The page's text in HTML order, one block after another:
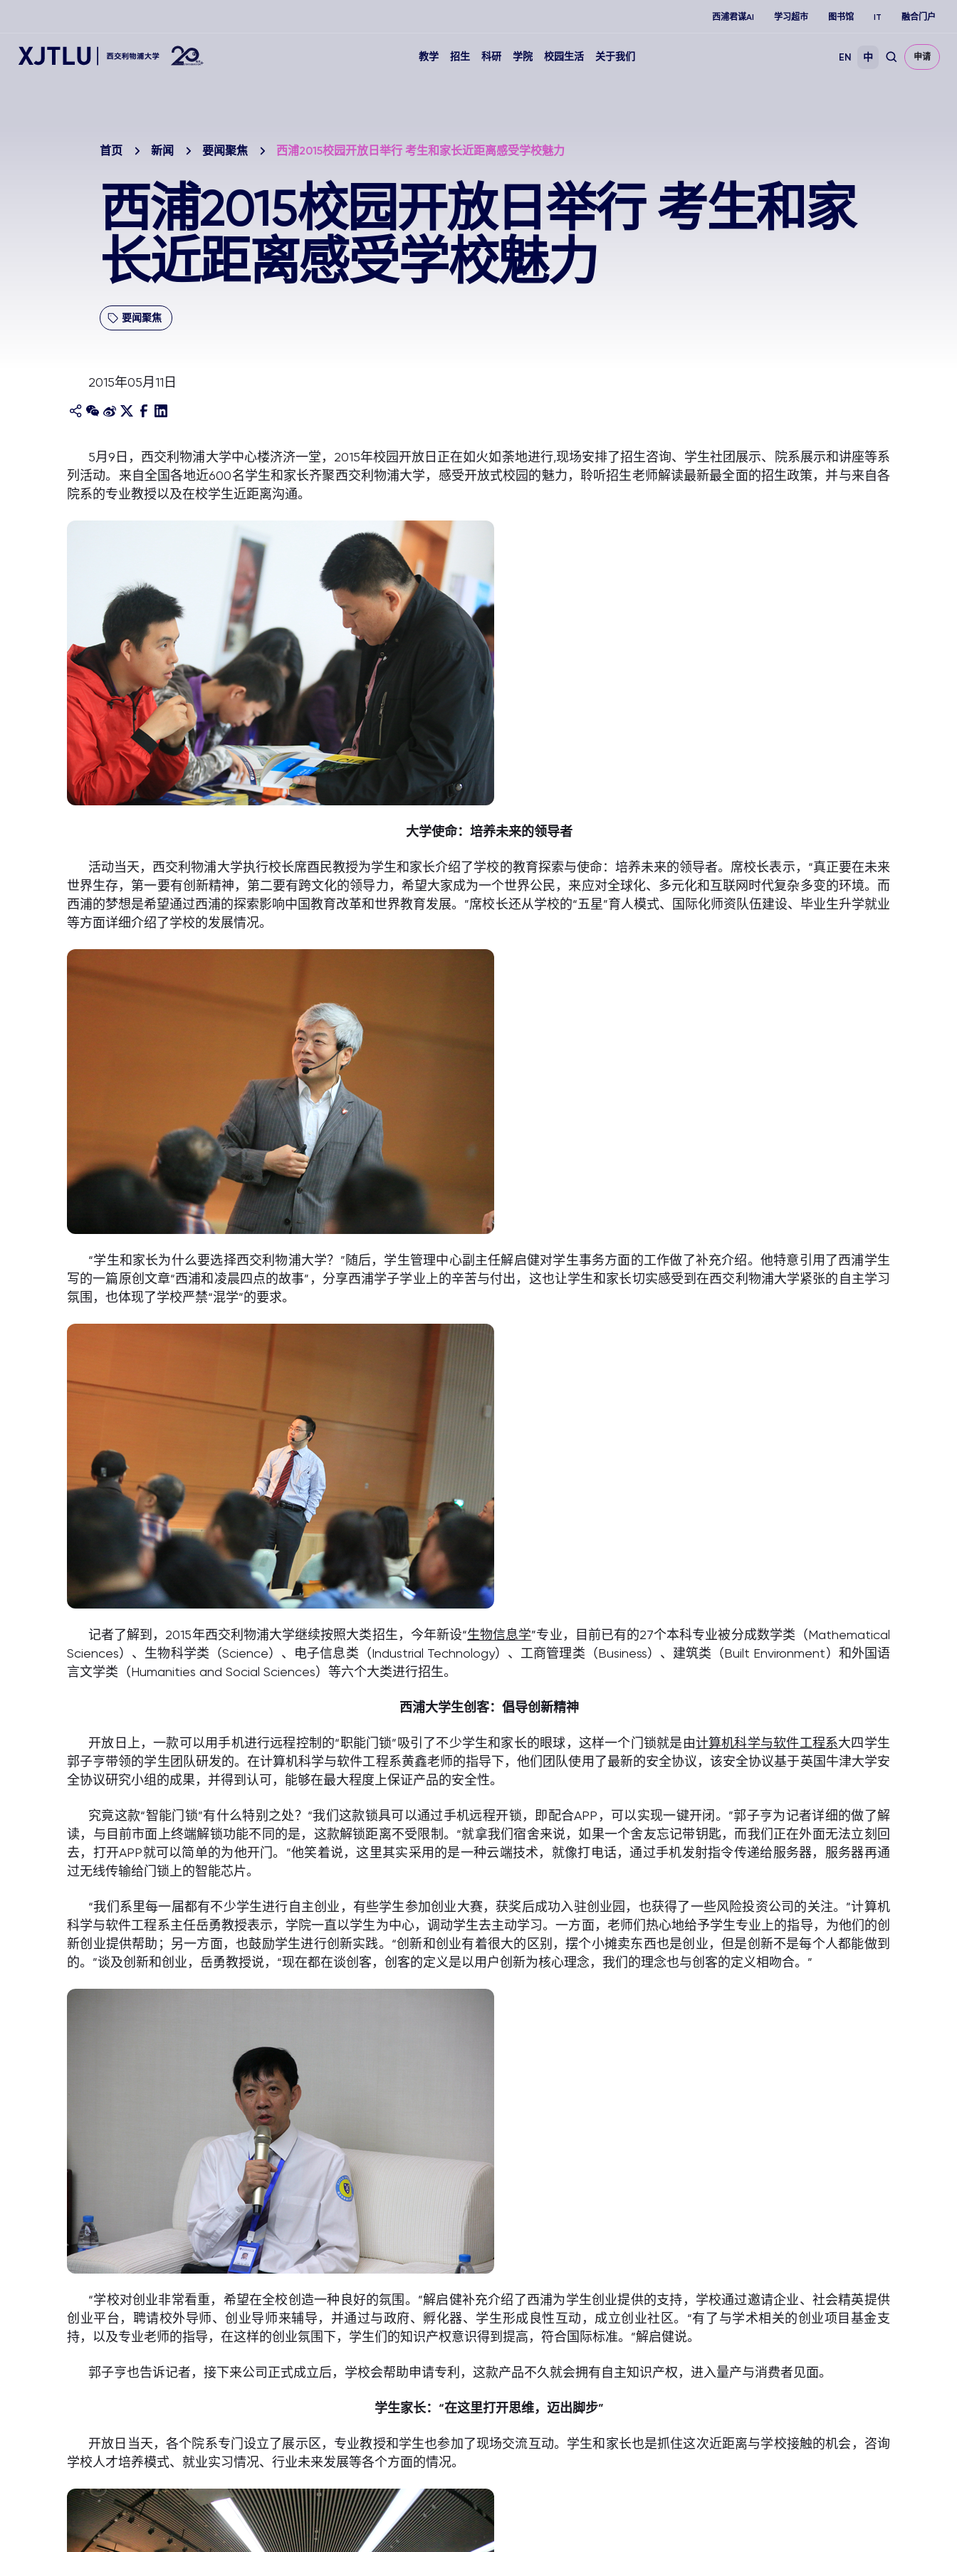
西浦君谋AI 学习超市 图书馆 IT 融合门户
教学 招生 科研 学院 校园生活 关于我们 EN 中 申请
首页 新闻 要闻聚焦 西浦2015校园开放日举行 考生和家长近距离感受学校魅力
西浦2015校园开放日举行 考生和家
长近距离感受学校魅力
要闻聚焦
2015年05月11日
5月9日，西交利物浦大学中心楼济济一堂，2015年校园开放日正在如火如荼地进行,现场安排了招生咨询、学生社团展示、院系展示和讲座等系
列活动。来自全国各地近600名学生和家长齐聚西交利物浦大学，感受开放式校园的魅力，聆听招生老师解读最新最全面的招生政策，并与来自各
院系的专业教授以及在校学生近距离沟通。
大学使命：培养未来的领导者
活动当天，西交利物浦大学执行校长席酉民教授为学生和家长介绍了学校的教育探索与使命：培养未来的领导者。席校长表示，“真正要在未来
世界生存，第一要有创新精神，第二要有跨文化的领导力，希望大家成为一个世界公民，来应对全球化、多元化和互联网时代复杂多变的环境。而
西浦的梦想是希望通过西浦的探索影响中国教育改革和世界教育发展。”席校长还从学校的“五星”育人模式、国际化师资队伍建设、毕业生升学就业
等方面详细介绍了学校的发展情况。
“学生和家长为什么要选择西交利物浦大学？”随后，学生管理中心副主任解启健对学生事务方面的工作做了补充介绍。他特意引用了西浦学生
写的一篇原创文章“西浦和凌晨四点的故事”，分享西浦学子学业上的辛苦与付出，这也让学生和家长切实感受到在西交利物浦大学紧张的自主学习
氛围，也体现了学校严禁“混学”的要求。
记者了解到，2015年西交利物浦大学继续按照大类招生，今年新设“生物信息学”专业，目前已有的27个本科专业被分成数学类（Mathematical
Sciences）、生物科学类（Science）、电子信息类（Industrial Technology）、工商管理类（Business）、建筑类（Built Environment）和外国语
言文学类（Humanities and Social Sciences）等六个大类进行招生。
西浦大学生创客：倡导创新精神
开放日上，一款可以用手机进行远程控制的“职能门锁”吸引了不少学生和家长的眼球，这样一个门锁就是由计算机科学与软件工程系大四学生
郭子亨带领的学生团队研发的。在计算机科学与软件工程系黄鑫老师的指导下，他们团队使用了最新的安全协议，该安全协议基于英国牛津大学安
全协议研究小组的成果，并得到认可，能够在最大程度上保证产品的安全性。
究竟这款“智能门锁”有什么特别之处？“我们这款锁具可以通过手机远程开锁，即配合APP，可以实现一键开闭。”郭子亨为记者详细的做了解
读，与目前市面上终端解锁功能不同的是，这款解锁距离不受限制。“就拿我们宿舍来说，如果一个舍友忘记带钥匙，而我们正在外面无法立刻回
去，打开APP就可以简单的为他开门。”他笑着说，这里其实采用的是一种云端技术，就像打电话，通过手机发射指令传递给服务器，服务器再通
过无线传输给门锁上的智能芯片。
“我们系里每一届都有不少学生进行自主创业，有些学生参加创业大赛，获奖后成功入驻创业园，也获得了一些风险投资公司的关注。”计算机
科学与软件工程系主任岳勇教授表示，学院一直以学生为中心，调动学生去主动学习。一方面，老师们热心地给予学生专业上的指导，为他们的创
新创业提供帮助；另一方面，也鼓励学生进行创新实践。“创新和创业有着很大的区别，摆个小摊卖东西也是创业，但是创新不是每个人都能做到
的。”谈及创新和创业，岳勇教授说，“现在都在谈创客，创客的定义是以用户创新为核心理念，我们的理念也与创客的定义相吻合。”
“学校对创业非常看重，希望在全校创造一种良好的氛围。”解启健补充介绍了西浦为学生创业提供的支持，学校通过邀请企业、社会精英提供
创业平台，聘请校外导师、创业导师来辅导，并通过与政府、孵化器、学生形成良性互动，成立创业社区。“有了与学术相关的创业项目基金支
持，以及专业老师的指导，在这样的创业氛围下，学生们的知识产权意识得到提高，符合国际标准。”解启健说。
郭子亨也告诉记者，接下来公司正式成立后，学校会帮助申请专利，这款产品不久就会拥有自主知识产权，进入量产与消费者见面。
学生家长：“在这里打开思维，迈出脚步”
开放日当天，各个院系专门设立了展示区，专业教授和学生也参加了现场交流互动。学生和家长也是抓住这次近距离与学校接触的机会，咨询
学校人才培养模式、就业实习情况、行业未来发展等各个方面的情况。